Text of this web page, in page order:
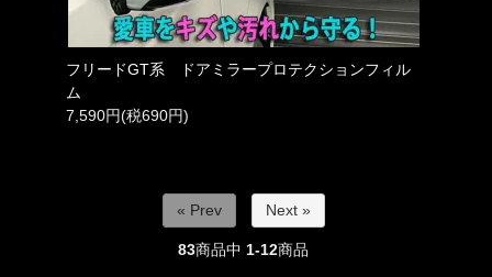
フリードGT系 ドアミラープロテクションフィル
ム
7,590円(税690円)
« Prev Next »
83商品中 1-12商品